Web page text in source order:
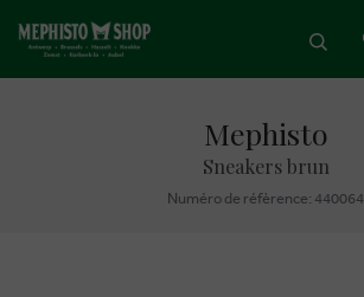
Mephisto
Sneakers brun
Numéro de réfèrence: 440064